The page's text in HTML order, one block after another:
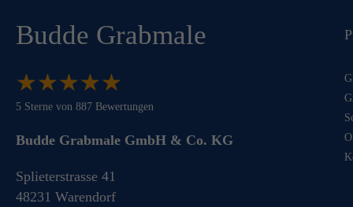
Budde Grabmale
★★★★★
★★★★★
5 Sterne von 887 Bewertungen
Budde Grabmale GmbH & Co. KG
Splieterstrasse 41
48231 Warendorf